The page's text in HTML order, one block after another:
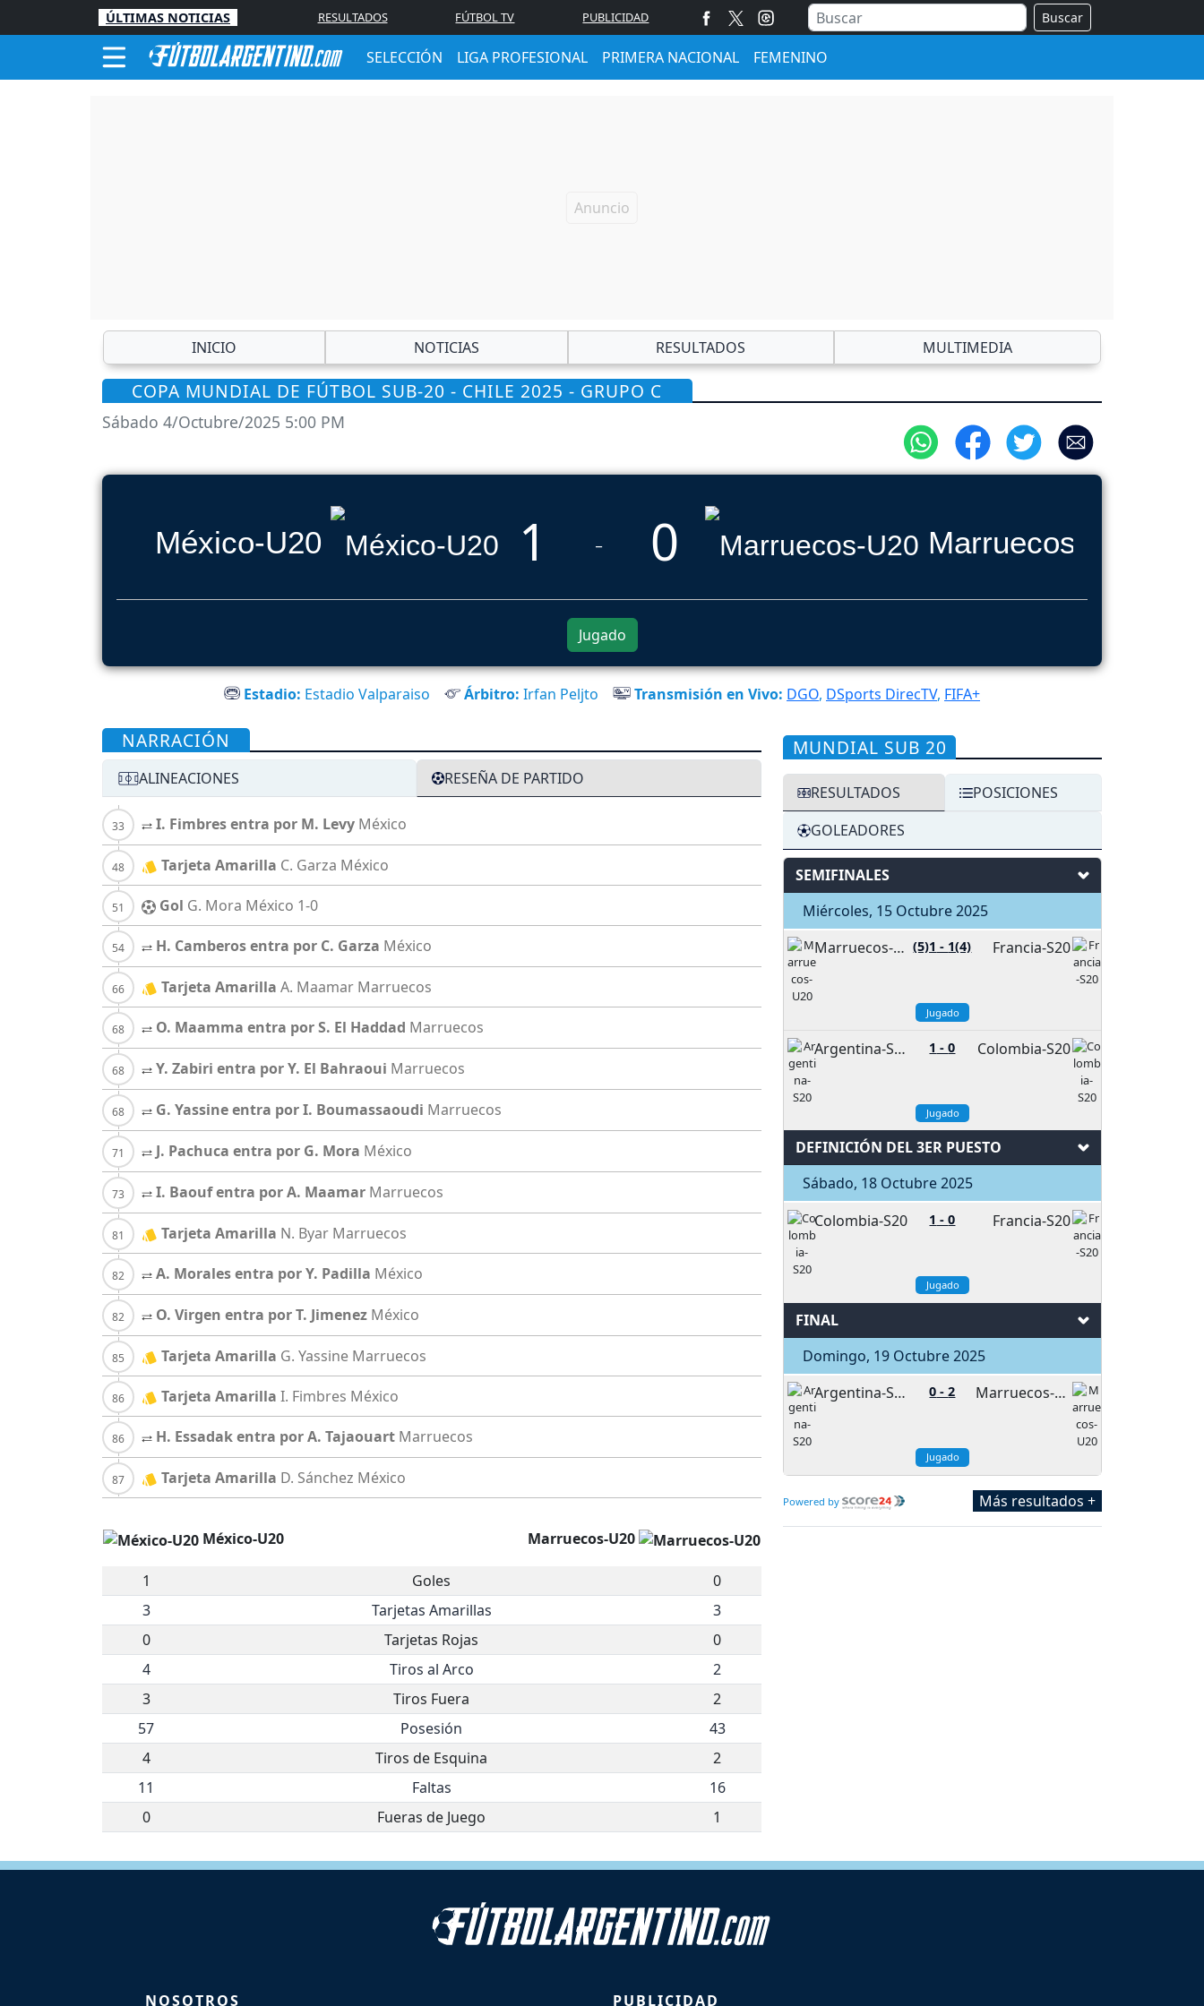
ÚLTIMAS NOTICIAS RESULTADOS FÚTBOL TV PUBLICIDAD Buscar
SELECCIÓN LIGA PROFESIONAL PRIMERA NACIONAL FEMENINO
INICIO NOTICIAS RESULTADOS MULTIMEDIA
COPA MUNDIAL DE FÚTBOL SUB-20 - CHILE 2025 - GRUPO C
Sábado 4/Octubre/2025 5:00 PM
México-U20 1 0 Marruecos-U20
Jugado
Estadio: Estadio Valparaiso Árbitro: Irfan Peljto Transmisión en Vivo: DGO, DSports DirecTV, FIFA+
NARRACIÓN
ALINEACIONES RESEÑA DE PARTIDO
I. Fimbres entra por M. Levy México
Tarjeta Amarilla C. Garza México
Gol G. Mora México 1-0
H. Camberos entra por C. Garza México
Tarjeta Amarilla A. Maamar Marruecos
O. Maamma entra por S. El Haddad Marruecos
Y. Zabiri entra por Y. El Bahraoui Marruecos
G. Yassine entra por I. Boumassaoudi Marruecos
J. Pachuca entra por G. Mora México
I. Baouf entra por A. Maamar Marruecos
Tarjeta Amarilla N. Byar Marruecos
A. Morales entra por Y. Padilla México
O. Virgen entra por T. Jimenez México
Tarjeta Amarilla G. Yassine Marruecos
Tarjeta Amarilla I. Fimbres México
H. Essadak entra por A. Tajaouart Marruecos
Tarjeta Amarilla D. Sánchez México
México-U20 Marruecos-U20
1 Goles
0
3
Tarjetas Amarillas
3
0
Tarjetas Rojas
0
4
Tiros al Arco
2
3
Tiros Fuera
2
57
Posesión
43
4
Tiros de Esquina
2
11
Faltas
16
0
Fueras de Juego 1
MUNDIAL SUB 20
RESULTADOS
POSICIONES
GOLEADORES
SEMIFINALES
Miércoles, 15 Octubre 2025
Marruecos-U20 (5)1 - 1(4) Francia-S20
Jugado
Argentina-S20 1 -0 Colombia-S20
Jugado
DEFINICIÓN DEL 3ER PUESTO
Sábado, 18 Octubre 2025
Colombia-S20
1 -0 Francia-S20
Jugado
FINAL
Domingo, 19 Octubre 2025
Argentina-S20
0 -2 Marruecos-U20
Jugado
Powered by Más resultados +
NOSOTROS PUBLICIDAD